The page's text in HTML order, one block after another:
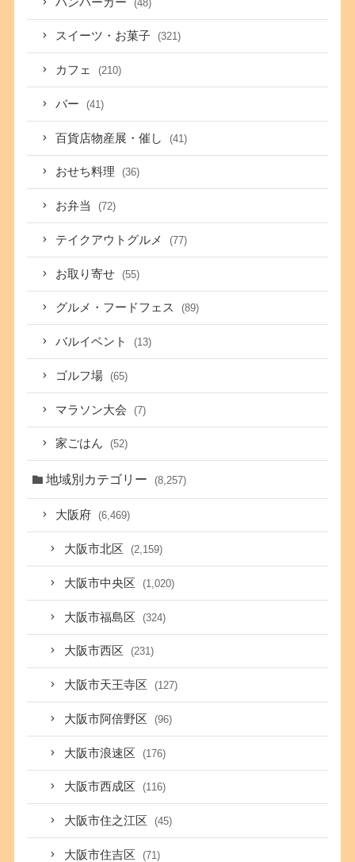
(48)
スイーツ・お菓子 (321)
カフェ (210)
バー (41)
百貨店物産展・催し (41)
おせち料理 (36)
お弁当 (72)
テイクアウトグルメ (77)
お取り寄せ (55)
グルメ・フードフェス (89)
バルイベント (13)
ゴルフ場 (65)
マラソン大会 (7)
家ごはん (52)
地域別カテゴリー (8,257)
大阪府 (6,469)
大阪市北区 (2,159)
大阪市中央区 (1,020)
大阪市福島区 (324)
大阪市西区 (231)
大阪市天王寺区 (127)
大阪市阿倍野区 (96)
大阪市浪速区 (176)
大阪市西成区 (116)
大阪市住之江区 (45)
大阪市住吉区 (71)